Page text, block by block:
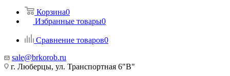
Корзина0
Избранные товары0
Сравнение товаров0
sale@brkorob.ru
г. Люберцы, ул. Транспортная 6"В"